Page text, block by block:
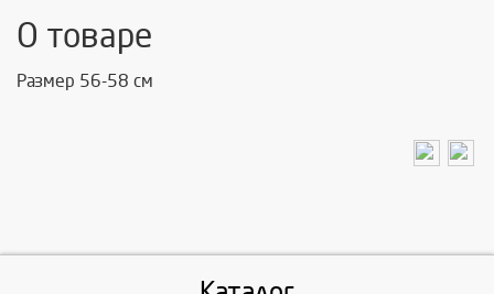
О товаре
Размер 56-58 см